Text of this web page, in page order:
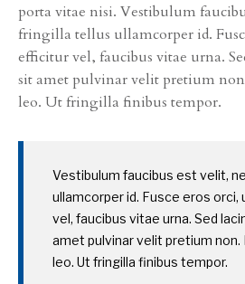
porta vitae nisi. Vestibulum
fringilla tellus ullamcorper id.
efficitur vel, faucibus vitae urna.
sit amet pulvinar velit pretium
leo. Ut fringilla finibus tempor.
Vestibulum faucibus est velit,
ullamcorper id. Fusce eros
vel, faucibus vitae urna. Sed
amet pulvinar velit pretium non.
leo. Ut fringilla finibus tempor.